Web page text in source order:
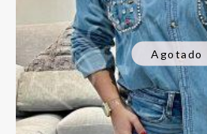
Agotado